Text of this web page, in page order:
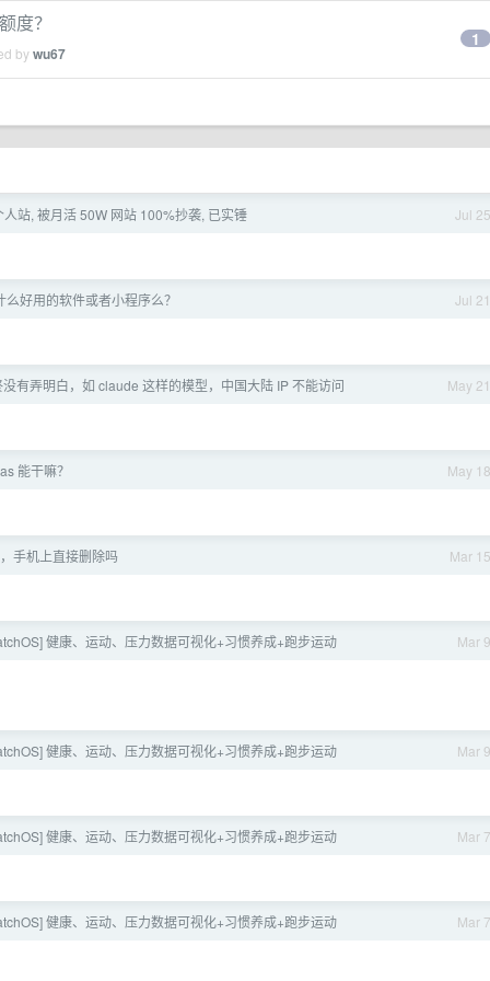
度？
bywu67
1
Jul 25
站, 被月活 50W 网站 100%抄袭, 已实锤
Jul 21
好用的软件或者小程序么？
May 21
有弄明白，如 claude 这样的模型，中国大陆 IP 不能访问
May 18
能干嘛？
Mar 15
手机上直接删除吗
Mar 9
健康、运动、压力数据可视化+习惯养成+跑步运动
Mar 9
健康、运动、压力数据可视化+习惯养成+跑步运动
Mar 7
健康、运动、压力数据可视化+习惯养成+跑步运动
Mar 7
健康、运动、压力数据可视化+习惯养成+跑步运动